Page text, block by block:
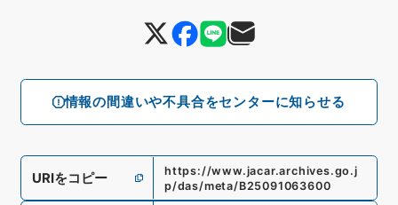
情報の間違いや不具合をセンターに知らせる
URIをコピー
https://www.jacar.archives.go.j
p/das/meta/B25091063600